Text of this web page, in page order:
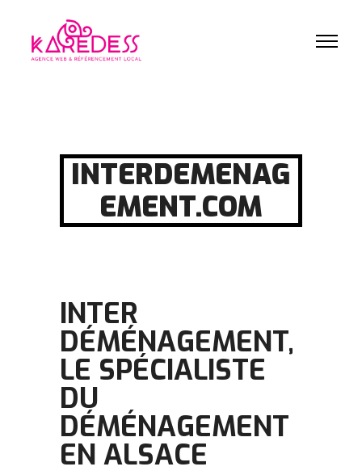
INTERDEMENAG
EMENT.COM
INTER
DÉMÉNAGEMENT,
LE SPÉCIALISTE
DU
DÉMÉNAGEMENT
EN ALSACE